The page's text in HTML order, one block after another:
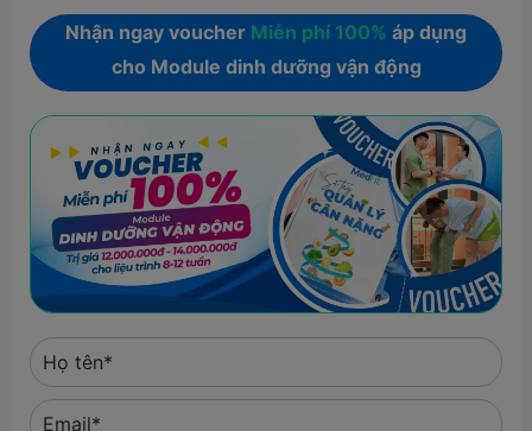
Nhận ngay voucher Miễn phí 100% áp dụng
cho Module dinh dưỡng vận động